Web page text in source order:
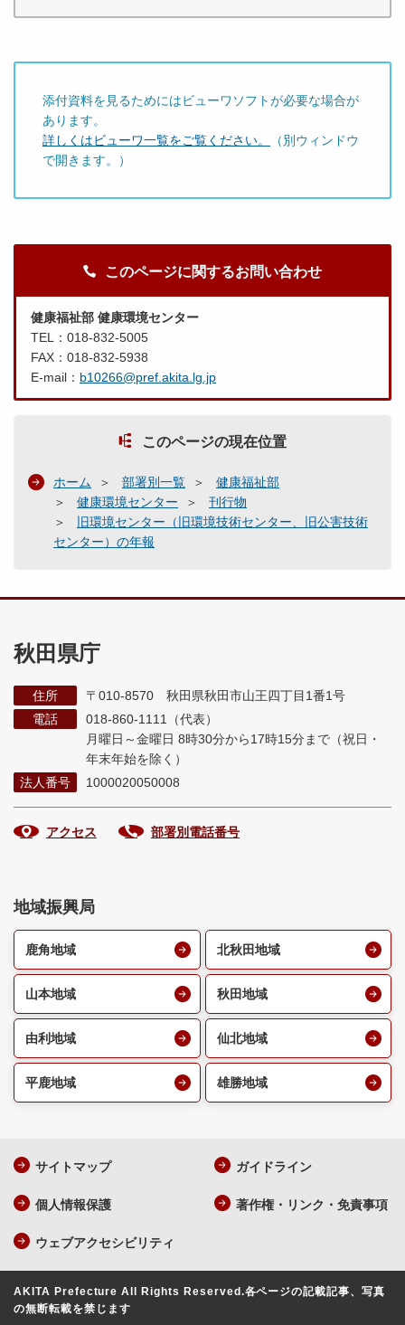
添付資料を見るためにはビューワソフトが必要な場合が
あります。
詳しくはビューワ一覧をご覧ください。
（別ウィンドウ
で開きます。）
このページに関するお問い合わせ
健康福祉部 健康環境センター
TEL：018-832-5005
FAX：018-832-5938
E-mail： b10266@pref.akita.lg.jp
このページの現在位置
ホーム 部署別一覧
健康福祉部
健康環境センター
刊行物
旧環境センター（旧環境技術センター、旧公害技術
センター）の年報
秋田県庁
住所
〒010-8570 秋田県秋田市山王四丁目1番1号
電話
018-860-1111（代表）
月曜日～金曜日 8時30分から17時15分まで （祝日・
年末年始を除く）
法人番号
1000020050008
アクセス 部署別電話番号
地域振興局
鹿角地域 北秋田地域
山本地域 秋田地域
由利地域 仙北地域
平鹿地域 雄勝地域
サイトマップ ガイドライン
個人情報保護 著作権・リンク・免責事項
ウェブアクセシビリティ
AKITA Prefecture All Rights Reserved.各ページの記載記事、写真
の無断転載を禁じます